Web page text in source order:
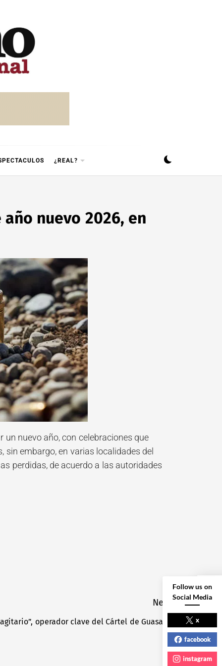
¿REAL?
nuevo 2026, en
nuevo año, con celebraciones que
embargo, en varias localidades del
perdidas, de acuerdo a las autoridades
Next
Next
post:
operador clave del Cártel de Guasave NEXT POST
Follow us on
Social Media
x
facebook
instagram